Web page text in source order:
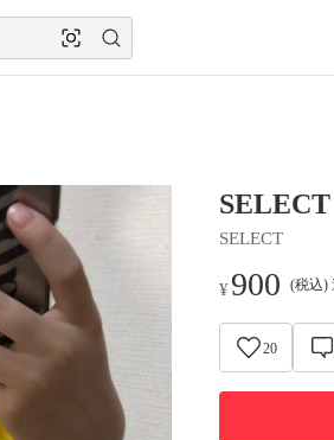
SELECT
¥ 900 (税込)
20